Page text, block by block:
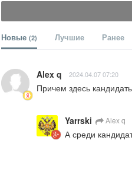
Новые (2) Лучшие Ранее
Alex q 2024.04.07 07:20
Причем здесь
Yarrski Alex q
А среди